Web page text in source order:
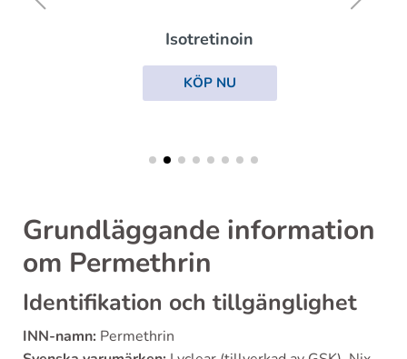
Isotretinoin
KÖP NU
Grundläggande information
om Permethrin
Identifikation och tillgänglighet
INN-namn: Permethrin